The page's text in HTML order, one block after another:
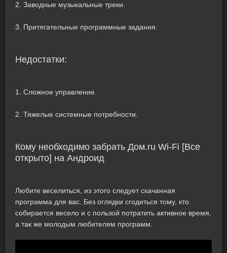
2. Заводные музыкальные треки.
3. Притягательные программные задания.
Недостатки:
1. Сложное управление.
2. Тяжелые системные потребности.
Кому необходимо забрать Дом.ru Wi-Fi [Все
открыто] на Андроид
Любите веселиться, из этого следует скачанная
программа для вас. Без оглядки сгодиться тому, кто
собирается весело и с пользой потратить активное время,
а так же молодым любителям программ.